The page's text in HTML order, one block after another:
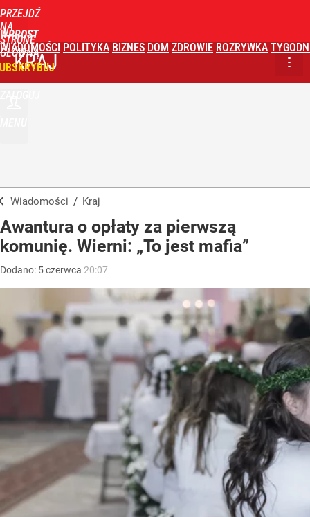
PRZEJDŹ
NA
STRONĘ
GŁÓWNĄ
WPROST
WIADOMOŚCI POLITYKA BIZNES DOM ZDROWIE ROZRYWKA
KRAJ
Wiadomości / Kraj
Awantura o opłaty za pierwszą
komunię. Wierni: „To jest mafia”
Dodano: 5czerwca 20:07